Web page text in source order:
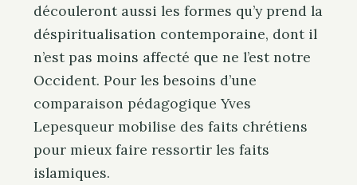
découleront aussi les formes qu’y prend la
déspiritualisation contemporaine, dont il
n’est pas moins affecté que ne l’est notre
Occident. Pour les besoins d’une
comparaison pédagogique Yves
Lepesqueur mobilise des faits chrétiens
pour mieux faire ressortir les faits
islamiques.